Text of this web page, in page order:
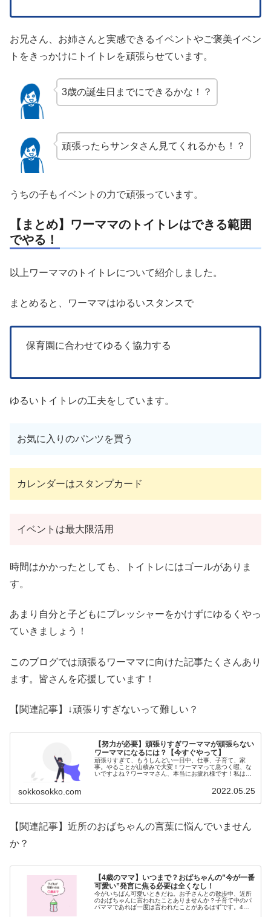
お兄さん、お姉さんと実感できるイベントやご褒美イベン
トをきっかけにトイトレを頑張らせています。
3歳の誕生日までにできるかな！？
頑張ったらサンタさん見てくれるかも！？
うちの子もイベントの力で頑張っています。
【まとめ】ワーママのトイトレはできる範囲
でやる！
以上ワーママのトイトレについて紹介しました。
まとめると、ワーママはゆるいスタンスで
保育園に合わせてゆるく協力する
ゆるいトイトレの工夫をしています。
お気に入りのパンツを買う
カレンダーはスタンプカード
イベントは最大限活用
時間はかかったとしても、トイトレにはゴールがありま
す。
あまり自分と子どもにプレッシャーをかけずにゆるくやっ
ていきましょう！
このブログでは頑張るワーママに向けた記事たくさんあり
ます。皆さんを応援しています！
【関連記事】↓頑張りすぎないって難しい？
【努力が必要】頑張りすぎワーママが頑張らない
ワーママになるには？【今すぐやって】
頑張りすぎて、もうしんどい一日中、仕事、子育て、家
事。やることが山積みで大変！ワーママって息つく暇、な
いですよね？ワーママさん、本当にお疲れ様です！私はワ
sokkosokko.com 2022.05.25
【関連記事】近所のおばちゃんの言葉に悩んでいません
か？
【4歳のママ】いつまで？おばちゃんの”今が一番
可愛い”発言に焦る必要は全くなし！
今がいちばん可愛いときだね。お子さんとの散歩中、近所
のおばちゃんに言われたことありませんか？子育て中のパ
パママであれば一度は言われたことがあるはずです。4歳